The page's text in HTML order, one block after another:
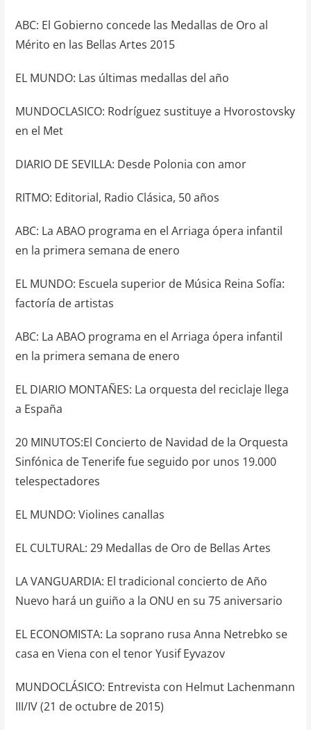
ABC: El Gobierno concede las Medallas de Oro al
Mérito en las Bellas Artes 2015
EL MUNDO: Las últimas medallas del año
MUNDOCLASICO: Rodríguez sustituye a Hvorostovsky
en el Met
DIARIO DE SEVILLA: Desde Polonia con amor
RITMO: Editorial, Radio Clásica, 50 años
ABC: La ABAO programa en el Arriaga ópera infantil
en la primera semana de enero
EL MUNDO: Escuela superior de Música Reina Sofía:
factoría de artistas
ABC: La ABAO programa en el Arriaga ópera infantil
en la primera semana de enero
EL DIARIO MONTAÑES: La orquesta del reciclaje llega
a España
20 MINUTOS:El Concierto de Navidad de la Orquesta
Sinfónica de Tenerife fue seguido por unos 19.000
telespectadores
EL MUNDO: Violines canallas
EL CULTURAL: 29 Medallas de Oro de Bellas Artes
LA VANGUARDIA: El tradicional concierto de Año
Nuevo hará un guiño a la ONU en su 75 aniversario
EL ECONOMISTA: La soprano rusa Anna Netrebko se
casa en Viena con el tenor Yusif Eyvazov
MUNDOCLÁSICO: Entrevista con Helmut Lachenmann
III/IV (21 de octubre de 2015)